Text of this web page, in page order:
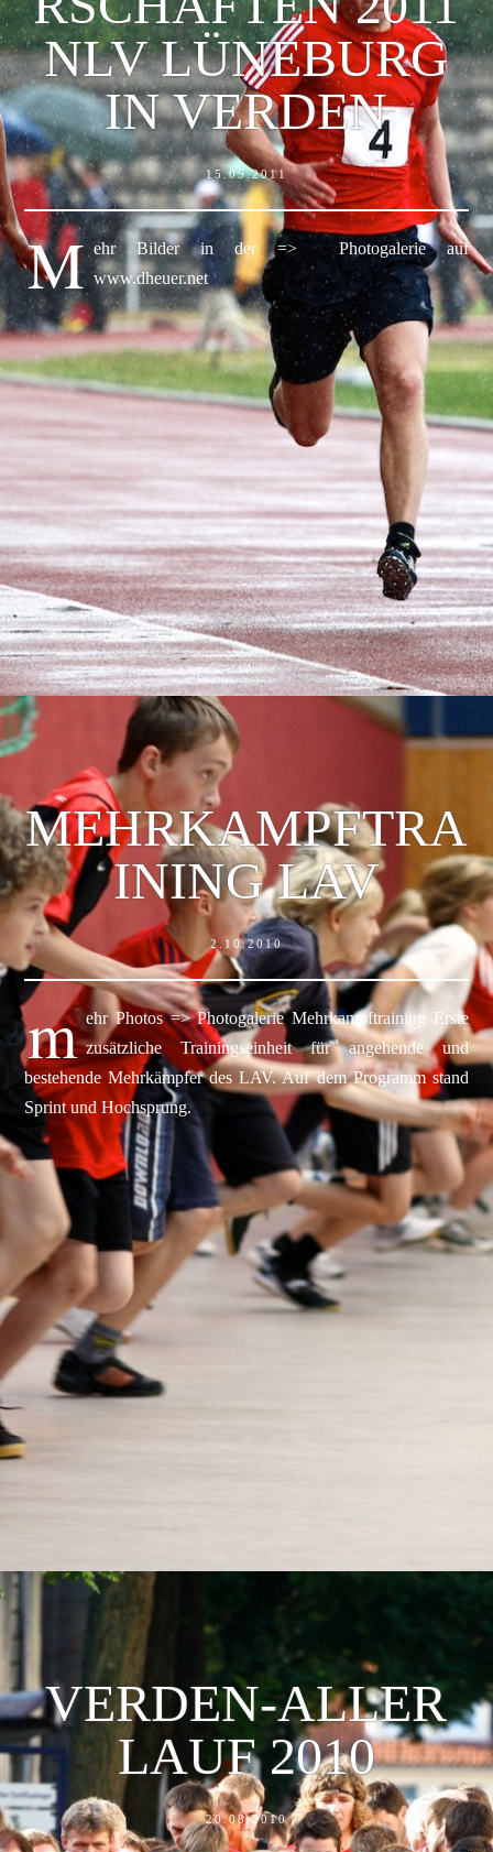
NLV LÜNEBURG
IN VERDEN
15.05.2011
M ehr Bilder in der => Photogalerie auf
www.dheuer.net
MEHRKAMPFTRA
INING LAV
2.10.2010
m ehr Photos => Photogalerie Mehrkampftraining Erste
zusätzliche Trainingseinheit für angehende und
bestehende Mehrkämpfer des LAV. Auf dem Programm stand
Sprint und Hochsprung.
VERDEN-ALLER
LAUF 2010
20.08.2010